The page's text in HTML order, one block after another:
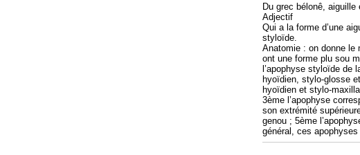
Du grec bélonê, aiguille
Adjectif
Qui a la forme d’une
styloïde.
Anatomie : on donne le
ont une forme plu sou
l’apophyse styloïde de
hyoïdien, stylo-glosse
hyoïdien et stylo-
3ème l’apophyse
son extrémité
genou ; 5ème
général, ces